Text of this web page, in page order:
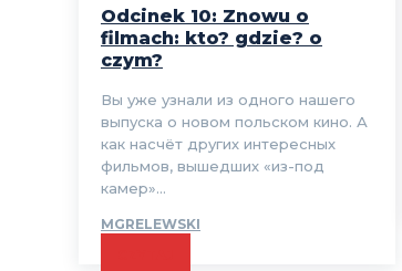
Odcinek 10: Znowu o
filmach: kto? gdzie? o
czym?
Вы уже узнали из одного нашего
выпуска о новом польском кино. А
как насчёт других интересных
фильмов, вышедших «из-под
камер»...
MGRELEWSKI